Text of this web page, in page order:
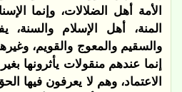
الأمة أهل الضلالات، وإنما
المنة، أهل الإسلام
والسقيم والمعوج والقويم،
إنما عندهم منقولات يأثرونها
الاعتماد، وهم لا يعرفون فيها